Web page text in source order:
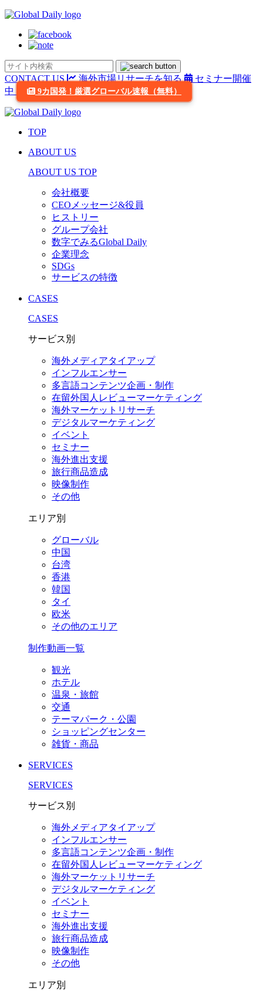
CONTACT US 海外市場リサーチを知る
セミナー開催
中
9カ国発！厳選グローバル速報（無料）
TOP
ABOUT US
ABOUT US TOP
会社概要
CEOメッセージ&役員
ヒストリー
グループ会社
数字でみるGlobal Daily
企業理念
SDGs
サービスの特徴
CASES
CASES
サービス別
海外メディアタイアップ
インフルエンサー
多言語コンテンツ企画・制作
在留外国⼈レビューマーケティング
海外マーケットリサーチ
デジタルマーケティング
イベント
セミナー
海外進出支援
旅行商品造成
映像制作
その他
エリア別
グローバル
中国
台湾
香港
韓国
タイ
欧米
その他のエリア
制作動画一覧
観光
ホテル
温泉・旅館
交通
テーマパーク・公園
ショッピングセンター
雑貨・商品
SERVICES
SERVICES
サービス別
海外メディアタイアップ
インフルエンサー
多言語コンテンツ企画・制作
在留外国⼈レビューマーケティング
海外マーケットリサーチ
デジタルマーケティング
イベント
セミナー
海外進出支援
旅行商品造成
映像制作
その他
エリア別